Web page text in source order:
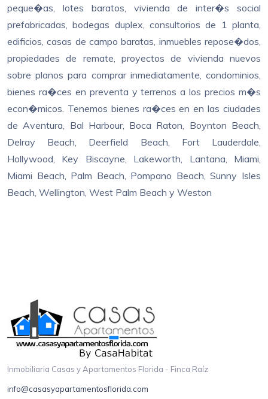
peque�as, lotes baratos, vivienda de inter�s social
prefabricadas, bodegas duplex, consultorios de 1 planta,
edificios, casas de campo baratas, inmuebles repose�dos,
propiedades de remate, proyectos de vivienda nuevos
sobre planos para comprar inmediatamente, condominios,
bienes ra�ces en preventa y terrenos a los precios m�s
econ�micos. Tenemos bienes ra�ces en en las ciudades
de Aventura, Bal Harbour, Boca Raton, Boynton Beach,
Delray Beach, Deerfield Beach, Fort Lauderdale,
Hollywood, Key Biscayne, Lakeworth, Lantana, Miami,
Miami Beach, Palm Beach, Pompano Beach, Sunny Isles
Beach, Wellington, West Palm Beach y Weston
Inmobiliaria Casas y Apartamentos Florida - Finca Raíz
info@casasyapartamentosflorida.com